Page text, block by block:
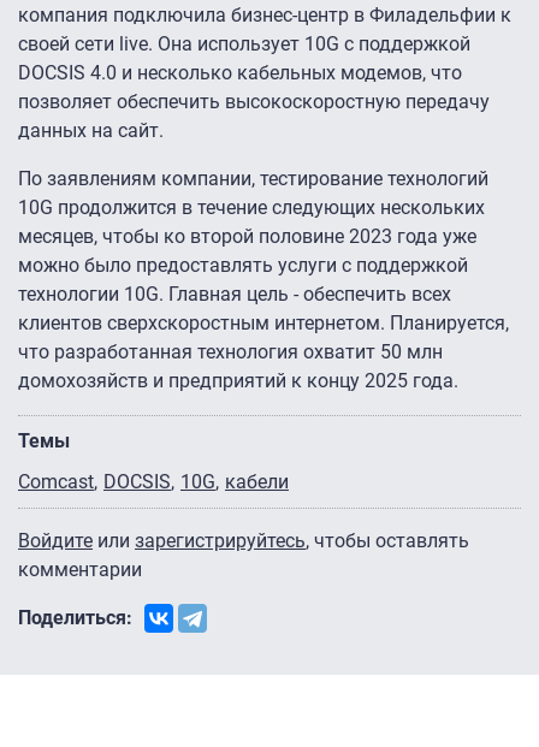
компания подключила бизнес-центр в Филадельфии к
своей сети live. Она использует 10G с поддержкой
DOCSIS 4.0 и несколько кабельных модемов, что
позволяет обеспечить высокоскоростную передачу
данных на сайт.
По заявлениям компании, тестирование технологий
10G продолжится в течение следующих нескольких
месяцев, чтобы ко второй половине 2023 года уже
можно было предоставлять услуги с поддержкой
технологии 10G. Главная цель - обеспечить всех
клиентов сверхскоростным интернетом. Планируется,
что разработанная технология охватит 50 млн
домохозяйств и предприятий к концу 2025 года.
Темы
Comcast DOCSIS 10G кабели
Войдите или зарегистрируйтесь, чтобы оставлять
комментарии
Поделиться: